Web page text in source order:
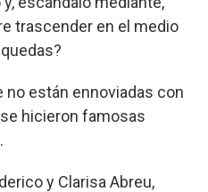
trascender en el medio
no están ennoviadas con
hicieron famosas
y Clarisa Abreu,